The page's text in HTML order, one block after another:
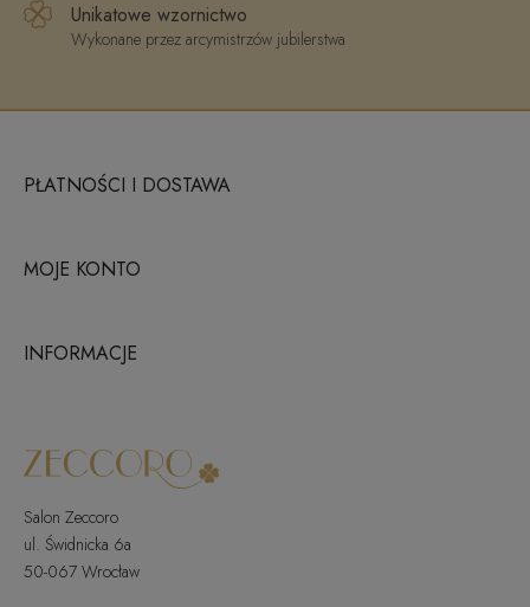
Unikatowe wzornictwo
Wykonane przez arcymistrzów jubilerstwa
PŁATNOŚCI I DOSTAWA
MOJE KONTO
INFORMACJE
Salon Zeccoro
ul. Świdnicka 6a
50-067 Wrocław